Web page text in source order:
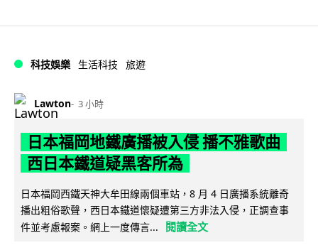
科技娛樂 生活科技 旅遊
Lawton 3 小時
日本福岡地鐵廣播被入侵 播不雅歌曲
西日本鐵道疑黑客所為
日本福岡西鐵天神大牟田線兩個車站，8 月 4 日廣播系統離奇
播出粗俗歌聲，西日本鐵道懷疑遭第三方非法入侵，正調查事
件並考慮報案。網上一度傳言...
閱讀全文